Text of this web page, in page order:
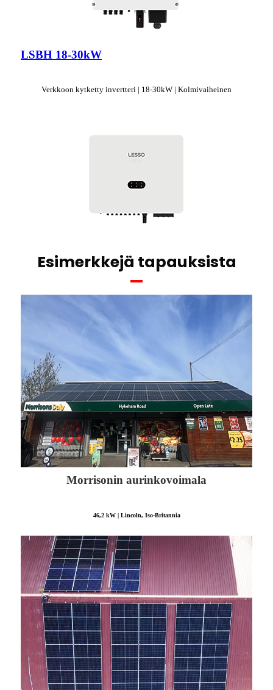
LSBH 18-30kW
Verkkoon kytketty invertteri | 18-30kW | Kolmivaiheinen
Esimerkkejä tapauksista
Morrisonin aurinkovoimala
46,2 kW | Lincoln, Iso-Britannia